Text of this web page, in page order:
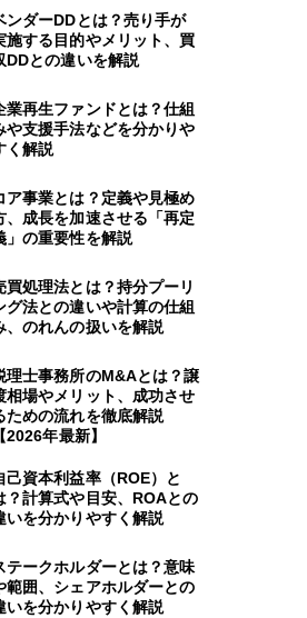
ンダーDDとは？売り手が
施する目的やメリット、買
DDとの違いを解説
業再生ファンドとは？仕組
や支援手法などを分かりや
く解説
ア事業とは？定義や見極め
、成長を加速させる「再定
」の重要性を解説
買処理法とは？持分プーリ
グ法との違いや計算の仕組
、のれんの扱いを解説
理士事務所のM&Aとは？譲
相場やメリット、成功させ
ための流れを徹底解説
【2026年最新】
己資本利益率（ROE）と
？計算式や目安、ROAとの
いを分かりやすく解説
テークホルダーとは？意味
範囲、シェアホルダーとの
いを分かりやすく解説